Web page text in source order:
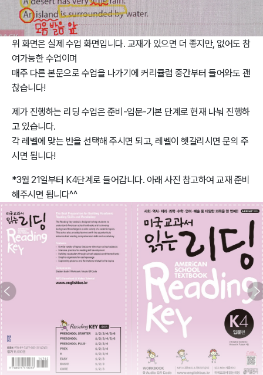
위 화면은 실제 수업 화면입니다. 교재가 있으면 더 좋지만, 없어도 참
여가능한 수업이며
매주 다른 본문으로 수업을 나가기에 커리큘럼 중간부터 들어와도 괜
찮습니다!
제가 진행하는 리딩 수업은 준비-입문-기본 단계로 현재 나눠 진행하
고 있습니다.
각 레벨에 맞는 반을 선택해 주시면 되고, 레벨이 헷갈리시면 문의 주
시면 됩니다!
*3월 21일부터 K4단계로 들어갑니다. 아래 사진 참고하여 교재 준비
해주시면 됩니다^^